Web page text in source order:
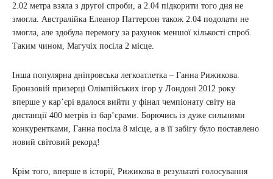
2.02 метра взяла з другої спроби, а 2.04 підкорити того дня не
змогла. Австралійка Елеанор Паттерсон також 2.04 подолати не
змогла, але здобула перемогу за рахунок меншої кількості спроб.
Таким чином, Магучіх посіла 2 місце.
Інша популярна дніпровська легкоатлетка – Ганна Рижикова.
Бронзовій призерці Олімпійських ігор у Лондоні 2012 року
вперше у кар’єрі вдалося вийти у фінал чемпіонату світу на
дистанції 400 метрів із бар’єрами. Борючись із дуже сильними
конкурентками, Ганна посіла 8 місце, а в її забігу було поставлено
новий світовий рекорд!
Крім того, вперше в історії, Рижикова в результаті голосування